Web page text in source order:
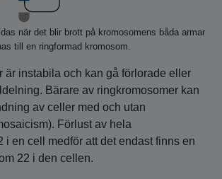
när det blir brott på kromosomens båda armar
till en ringformad kromosom.
är instabila och kan gå förlorade eller
Bärare av ringkromosomer kan
av celler med och utan
Förlust av hela
i en cell medför att det endast finns en
22 i den cellen.